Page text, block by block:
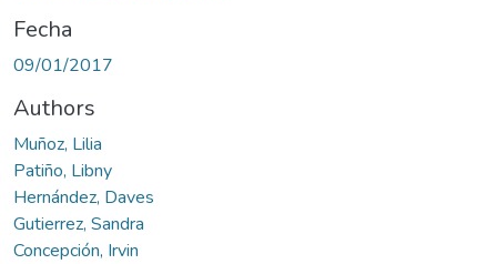
Fecha
09/01/2017
Authors
Muñoz, Lilia
Patiño, Libny
Hernández, Daves
Gutierrez, Sandra
Concepción, Irvin